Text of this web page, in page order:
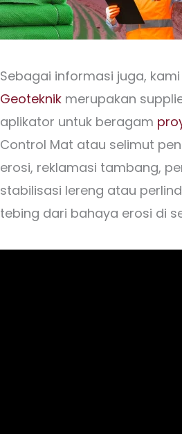
Sebagai informasi juga, kami
Geoteknik merupakan
aplikator untuk beragam
Control Mat atau selimut
erosi, reklamasi tambang,
stabilisasi lereng atau
tebing dari bahaya erosi di